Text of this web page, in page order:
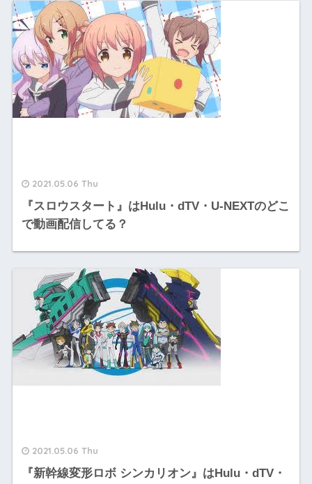
2021.05.06 Thu
『スロウスタート』はHulu・dTV・U-NEXTのどこ
で動画配信してる？
2021.05.06 Thu
『新幹線変形ロボ シンカリオン』はHulu・dTV・